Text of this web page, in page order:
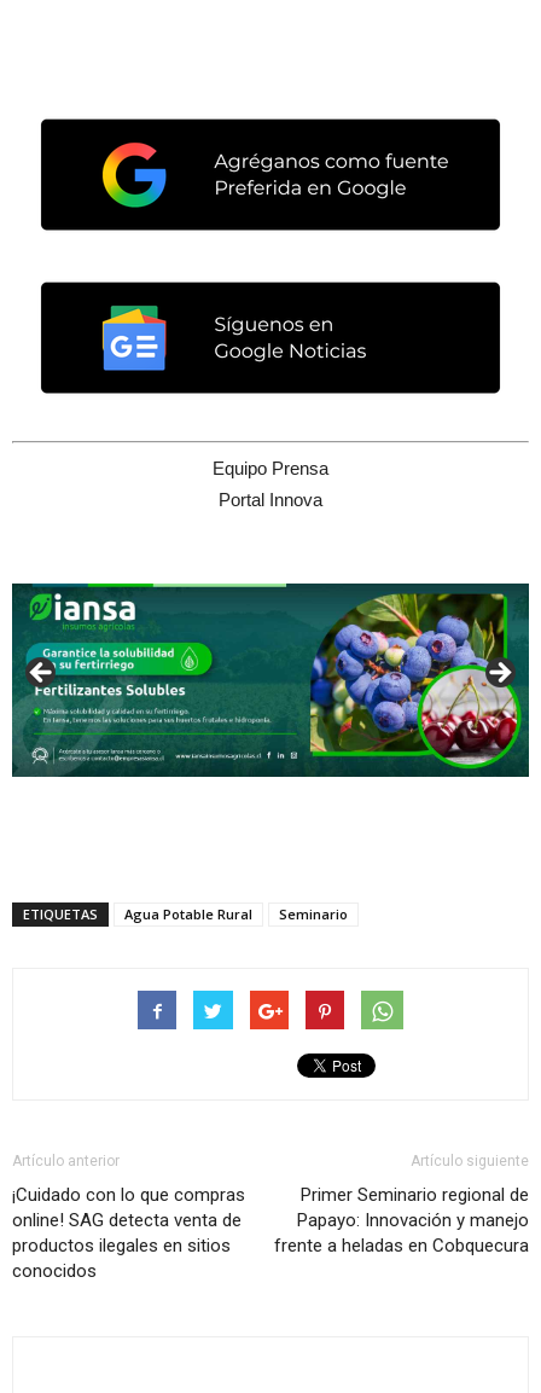
Equipo Prensa
Portal Innova
ETIQUETAS Agua Potable Rural Seminario
Artículo anterior
¡Cuidado con lo que compras
online! SAG detecta venta de
productos ilegales en sitios
conocidos
Artículo siguiente
Primer Seminario regional de
Papayo: Innovación y manejo
frente a heladas en Cobquecura